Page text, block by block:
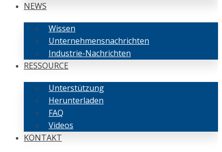
NEWS
Wissen
Unternehmensnachrichten
Industrie-Nachrichten
RESSOURCE
Unterstützung
Herunterladen
FAQ
Videos
KONTAKT